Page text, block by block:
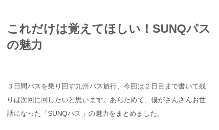
これだけは覚えてほしい！SUNQパス
の魅力
３日間バスを乗り回す九州バス旅行、今回は２日目まで書いて残
りは次回に回したいと思います。あらためて、僕がさんざんお世
話になった「SUNQパス」の魅力をまとめました。